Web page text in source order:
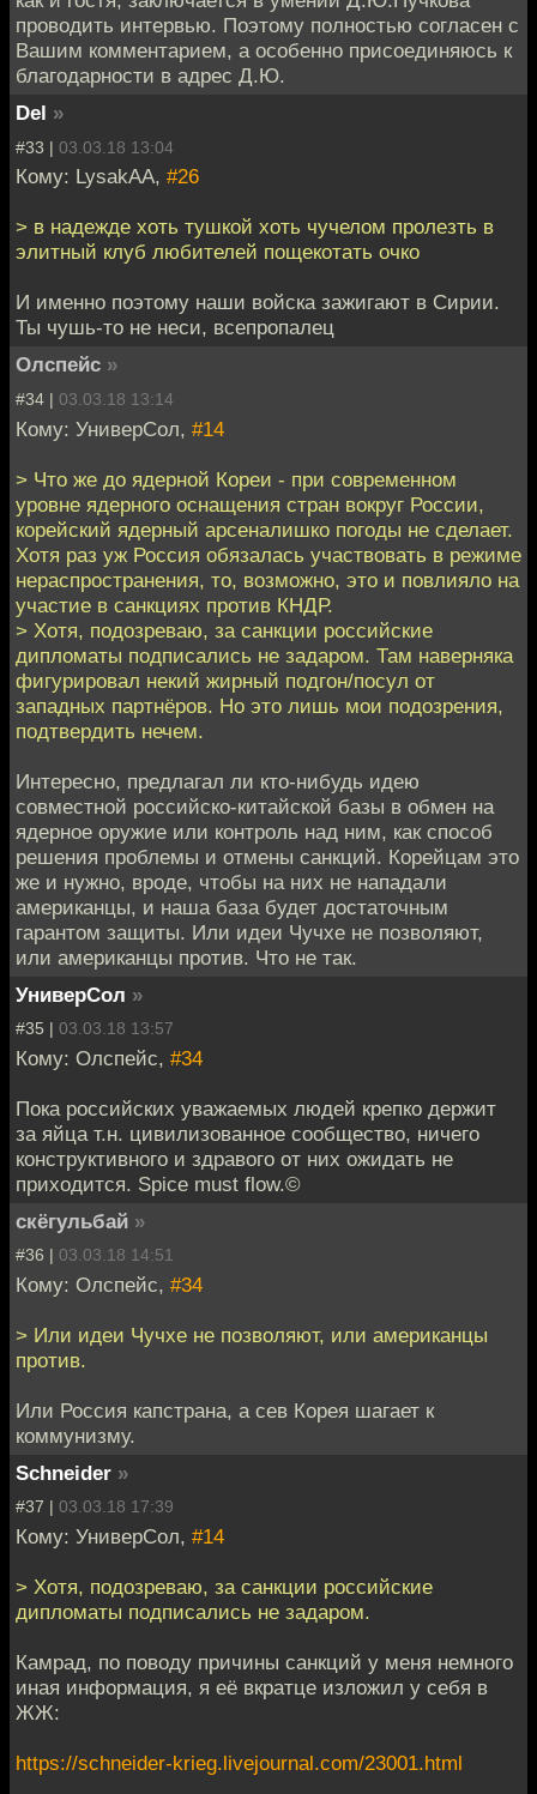
проводить интервью. Поэтому полностью согласен с
Вашим комментарием, а особенно присоединяюсь к
благодарности в адрес Д.Ю.
Del »
#33 | 03.03.18 13:04
Кому: LysakAA, #26
> в надежде хоть тушкой хоть чучелом пролезть в
элитный клуб любителей пощекотать очко
И именно поэтому наши войска зажигают в Сирии.
Ты чушь-то не неси, всепропалец
Олспейс »
#34 | 03.03.18 13:14
Кому: УниверСол, #14
> Что же до ядерной Кореи - при современном
уровне ядерного оснащения стран вокруг России,
корейский ядерный арсеналишко погоды не сделает.
Хотя раз уж Россия обязалась участвовать в режиме
нераспространения, то, возможно, это и повлияло на
участие в санкциях против КНДР.
> Хотя, подозреваю, за санкции российские
дипломаты подписались не задаром. Там наверняка
фигурировал некий жирный подгон/посул от
западных партнёров. Но это лишь мои подозрения,
подтвердить нечем.
Интересно, предлагал ли кто-нибудь идею
совместной российско-китайской базы в обмен на
ядерное оружие или контроль над ним, как способ
решения проблемы и отмены санкций. Корейцам это
же и нужно, вроде, чтобы на них не нападали
американцы, и наша база будет достаточным
гарантом защиты. Или идеи Чучхе не позволяют,
или американцы против. Что не так.
УниверСол »
#35 | 03.03.18 13:57
Кому: Олспейс, #34
Пока российских уважаемых людей крепко держит
за яйца т.н. цивилизованное сообщество, ничего
конструктивного и здравого от них ожидать не
приходится. Spice must flow.©
скёгульбай »
#36 | 03.03.18 14:51
Кому: Олспейс, #34
> Или идеи Чучхе не позволяют, или американцы
против.
Или Россия капстрана, а сев Корея шагает к
коммунизму.
Schneider »
#37 | 03.03.18 17:39
Кому: УниверСол, #14
> Хотя, подозреваю, за санкции российские
дипломаты подписались не задаром.
Камрад, по поводу причины санкций у меня немного
иная информация, я её вкратце изложил у себя в
ЖЖ:
https://schneider-krieg.livejournal.com/23001.html